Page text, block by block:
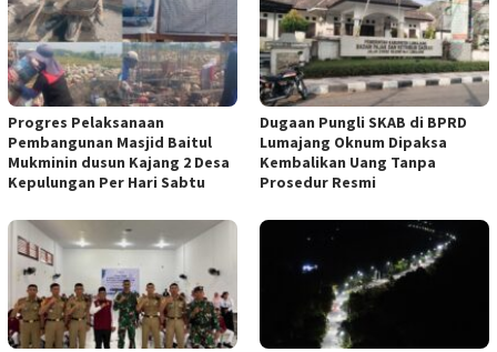
Progres Pelaksanaan
Pembangunan Masjid Baitul
Mukminin dusun Kajang 2 Desa
Kepulungan Per Hari Sabtu
Dugaan Pungli SKAB di BPRD
Lumajang Oknum Dipaksa
Kembalikan Uang Tanpa
Prosedur Resmi